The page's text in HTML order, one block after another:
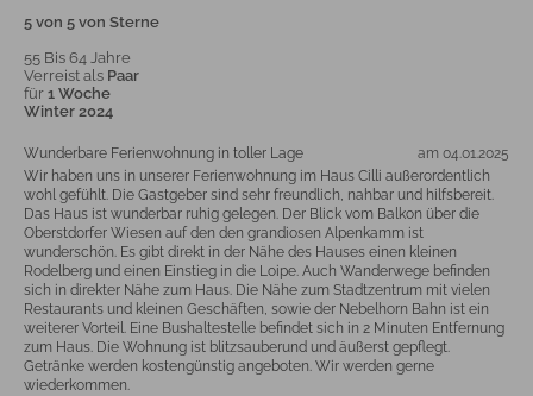
5 von 5 von Sterne
55 Bis 64 Jahre
Verreist als Paar
für 1 Woche
Winter 2024
am 04.01.2025
Wunderbare Ferienwohnung in toller Lage
Wir haben uns in unserer Ferienwohnung im Haus Cilli außerordentlich
wohl gefühlt. Die Gastgeber sind sehr freundlich, nahbar und hilfsbereit.
Das Haus ist wunderbar ruhig gelegen. Der Blick vom Balkon über die
Oberstdorfer Wiesen auf den den grandiosen Alpenkamm ist
wunderschön. Es gibt direkt in der Nähe des Hauses einen kleinen
Rodelberg und einen Einstieg in die Loipe. Auch Wanderwege befinden
sich in direkter Nähe zum Haus. Die Nähe zum Stadtzentrum mit vielen
Restaurants und kleinen Geschäften, sowie der Nebelhorn Bahn ist ein
weiterer Vorteil. Eine Bushaltestelle befindet sich in 2 Minuten Entfernung
zum Haus. Die Wohnung ist blitzsauberund und äußerst gepflegt.
Getränke werden kostengünstig angeboten. Wir werden gerne
wiederkommen.